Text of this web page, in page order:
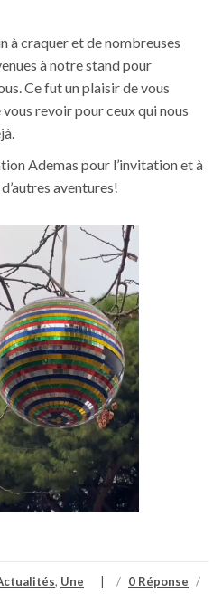
à craquer et de nombreuses
à notre stand pour
Ce fut un plaisir de vous
revoir pour ceux qui nous
Ademas pour l’invitation et à
aventures!
, Une / 0 Réponse /